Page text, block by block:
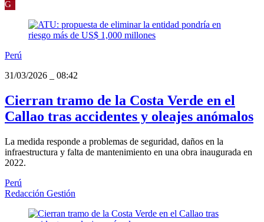
G
Perú
31/03/2026
08:42
Cierran tramo de la Costa Verde en el
Callao tras accidentes y oleajes anómalos
La medida responde a problemas de seguridad, daños en la
infraestructura y falta de mantenimiento en una obra inaugurada en
2022.
Perú
Redacción Gestión